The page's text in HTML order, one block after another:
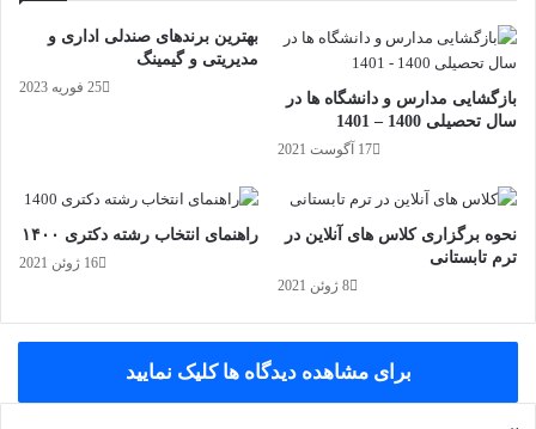
بهترین برندهای صندلی اداری و
مدیریتی و گیمینگ
25 فوریه 2023
بازگشایی مدارس و دانشگاه ها در
سال تحصیلی 1400 – 1401
17 آگوست 2021
راهنمای انتخاب رشته دکتری ۱۴۰۰
16 ژوئن 2021
نحوه برگزاری کلاس های آنلاین در
ترم تابستانی
8 ژوئن 2021
برای مشاهده دیدگاه ها کلیک نمایید